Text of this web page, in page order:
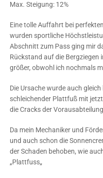
Max. Steigung: 12%
Eine tolle Auffahrt bei
wurden sportliche
Abschnitt zum Pass ging mir
Rückstand auf die Bergziegen
größer, obwohl ich nochmals
Die Ursache wurde auch
schleichender Plattfuß mit
die Cracks der
Da mein Mechaniker und
und auch schon die
der Schaden behoben, wie
„Plattfuss„